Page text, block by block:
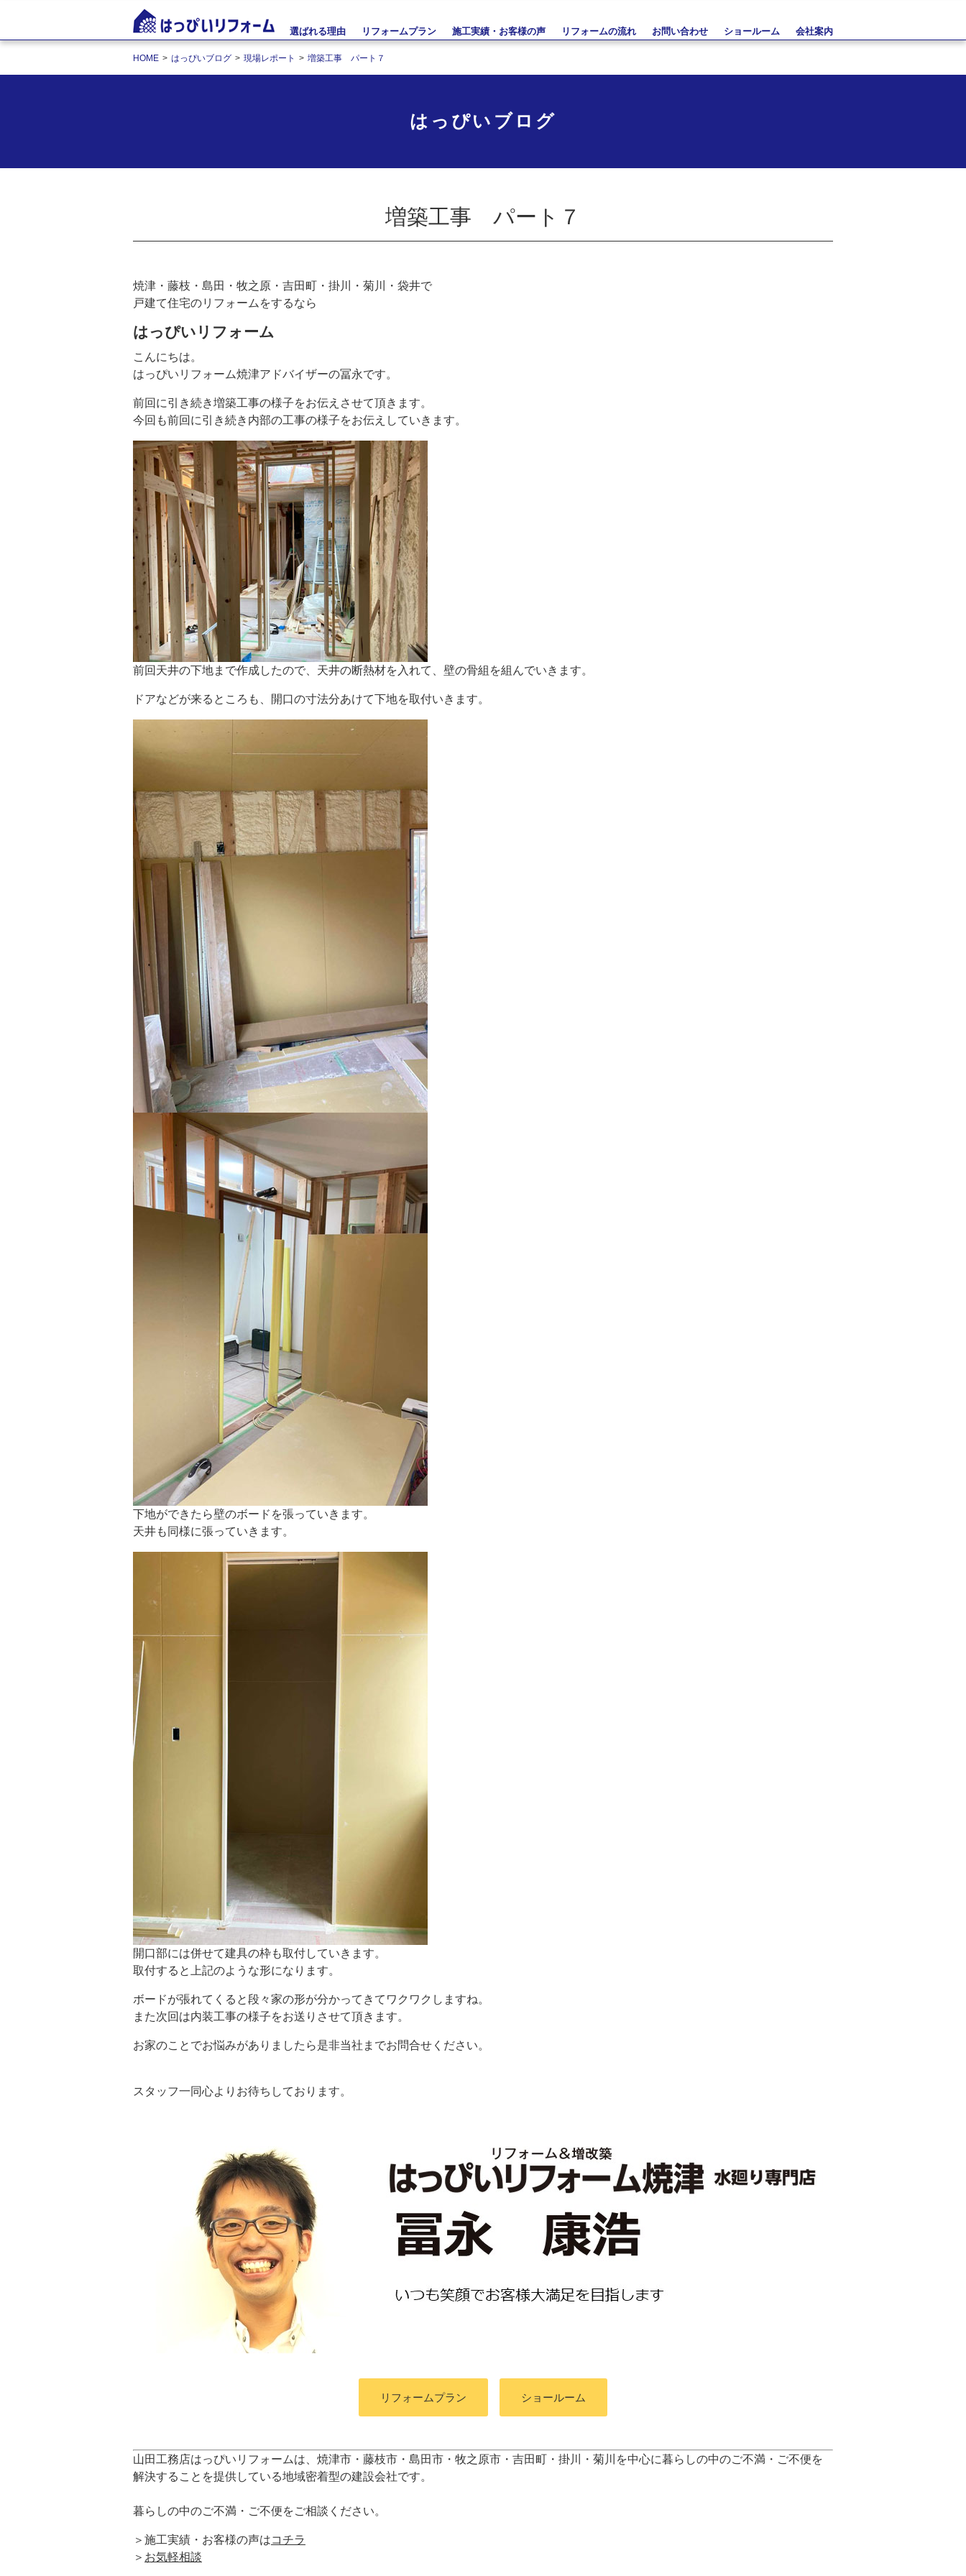
選ばれる理由 リフォームプラン 施工実績・お客様の声 リフォームの流れ お問い合わせ ショールーム 会社案内
HOME はっぴいブログ 現場レポート 増築工事 パート７
はっぴいブログ
増築工事 パート７
焼津・藤枝・島田・牧之原・吉田町・掛川・菊川・袋井で
戸建て住宅のリフォームをするなら
はっぴいリフォーム
こんにちは。
はっぴいリフォーム焼津アドバイザーの冨永です。
前回に引き続き増築工事の様子をお伝えさせて頂きます。
今回も前回に引き続き内部の工事の様子をお伝えしていきます。
前回天井の下地まで作成したので、天井の断熱材を入れて、壁の骨組を組んでいきます。
ドアなどが来るところも、開口の寸法分あけて下地を取付いきます。
下地ができたら壁のボードを張っていきます。
天井も同様に張っていきます。
開口部には併せて建具の枠も取付していきます。
取付すると上記のような形になります。
ボードが張れてくると段々家の形が分かってきてワクワクしますね。
また次回は内装工事の様子をお送りさせて頂きます。
お家のことでお悩みがありましたら是非当社までお問合せください。
スタッフ一同心よりお待ちしております。
リフォームプラン ショールーム
山田工務店はっぴいリフォームは、焼津市・藤枝市・島田市・牧之原市・吉田町 ・掛川・菊川
を中心に暮らしの中のご不満・ご不便を
解決することを提供している地域密着型の建設会社です。
暮らしの中のご不満・ご不便をご相談ください。
＞施工実績・お客様の声はコチラ
＞ お気軽相談